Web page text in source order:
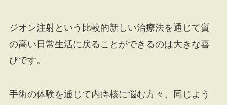
ジオン注射という比較的新しい治療法を通じて質
の高い日常生活に戻ることができるのは大きな喜
びです。
手術の体験を通じて内痔核に悩む方々、同じよう